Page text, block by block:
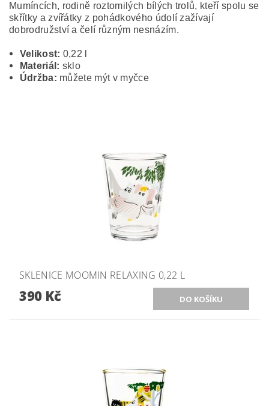
Mumíncích, rodině roztomilých bílých trolů, kteří spolu se
skřítky a zvířátky z pohádkového údolí zažívají
dobrodružství a čelí různým nesnázím.
Velikost: 0,22 l
Materiál: sklo
Údržba: můžete mýt v myčce
SKLENICE MOOMIN RELAXING 0,22 L
390 Kč